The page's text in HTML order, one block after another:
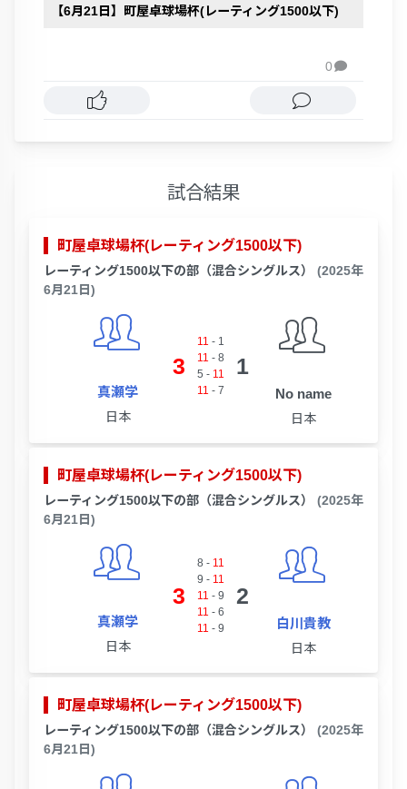
【6月21日】町屋卓球場杯(レーティング1500以下)
0
試合結果
町屋卓球場杯(レーティング1500以下)
レーティング1500以下の部（混合シングルス）
(2025年
6月21日)
真瀬学
日本
3
11 - 1
11 - 8
5 - 11
11 - 7
1
No name
日本
町屋卓球場杯(レーティング1500以下)
レーティング1500以下の部（混合シングルス）
(2025年
6月21日)
真瀬学
日本
3
8 - 11
9 - 11
11 - 9
11 - 6
11 - 9
2
白川貴教
日本
町屋卓球場杯(レーティング1500以下)
レーティング1500以下の部（混合シングルス）
(2025年
6月21日)